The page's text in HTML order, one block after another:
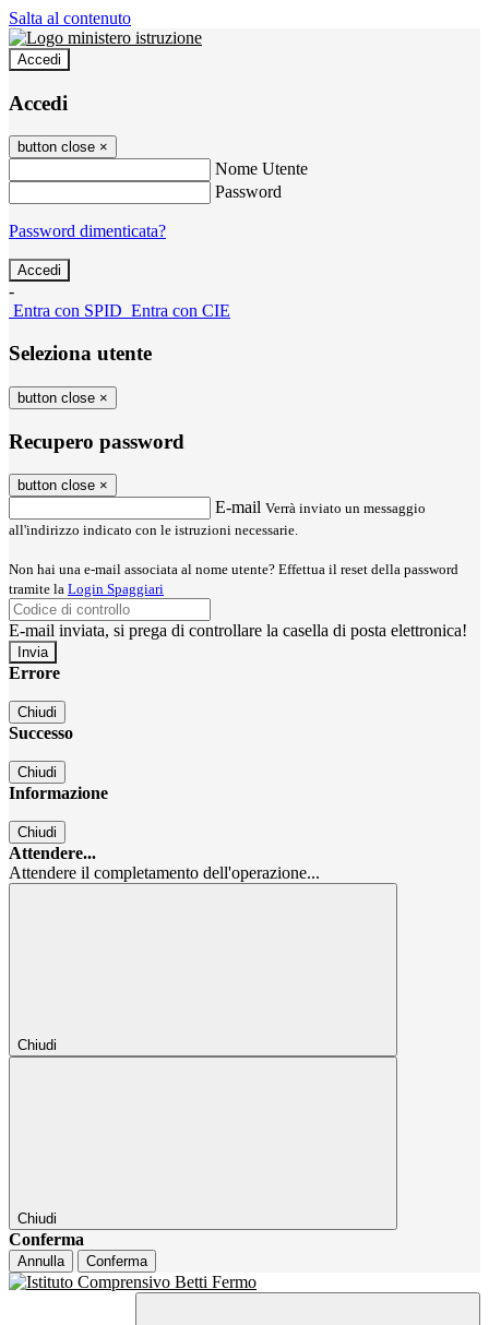
Salta al contenuto
Accedi
Accedi
button close ×
Nome Utente
Password
Password dimenticata?
-
Entra con SPID Entra con CIE
Seleziona utente
button close ×
Recupero password
button close ×
E-mail Verrà inviato un messaggio
all'indirizzo indicato con le istruzioni necessarie.
Non hai una e-mail associata al nome utente? Effettua il reset della password
tramite la Login Spaggiari
E-mail inviata, si prega di controllare la casella di posta elettronica!
Errore
Chiudi
Successo
Chiudi
Informazione
Chiudi
Attendere...
Attendere il completamento dell'operazione...
Chiudi
Chiudi
Conferma
Annulla Conferma